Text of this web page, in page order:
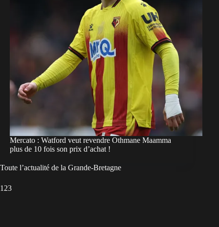
Mercato : Watford veut revendre Othmane Maamma
plus de 10 fois son prix d’achat !
Toute l’actualité de la Grande-Bretagne
1 23